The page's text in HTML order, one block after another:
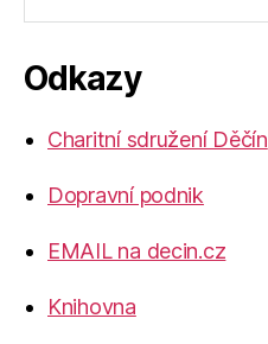
Odkazy
Charitní sdružení Děčín
Dopravní podnik
EMAIL na decin.cz
Knihovna